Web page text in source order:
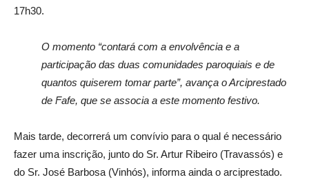
17h30.
O momento “contará com a envolvência e a
participação das duas comunidades paroquiais e de
quantos quiserem tomar parte”, avança o Arciprestado
de Fafe, que se associa a este momento festivo.
Mais tarde, decorrerá um convívio para o qual é necessário
fazer uma inscrição, junto do Sr. Artur Ribeiro (Travassós) e
do Sr. José Barbosa (Vinhós), informa ainda o arciprestado.